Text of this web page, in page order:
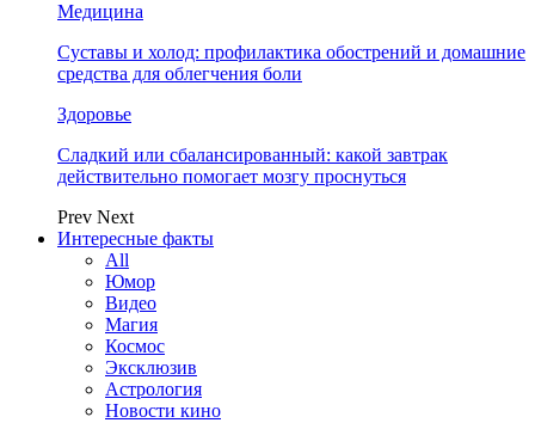
Медицина
Суставы и холод: профилактика обострений и домашние
средства для облегчения боли
Здоровье
Сладкий или сбалансированный: какой завтрак
действительно помогает мозгу проснуться
Prev Next
Интересные факты
All
Юмор
Видео
Магия
Космос
Эксклюзив
Астрология
Новости кино